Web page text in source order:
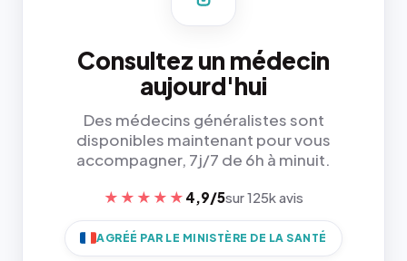
Consultez un médecin
aujourd'hui
Des médecins généralistes sont
disponibles maintenant pour vous
accompagner, 7j/7 de 6h à minuit.
★★★★★ 4,9/5sur 125k avis
AGRÉÉ PAR LE MINISTÈRE DE LA SANTÉ